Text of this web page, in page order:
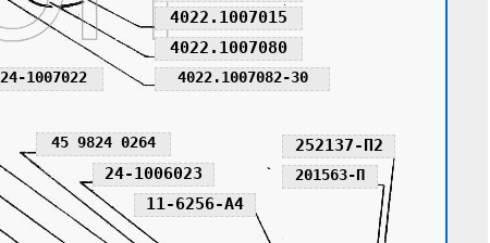
11-6256-А4
201563-П
24-1006023
24-1007022
252137-П2
4022.1007015
4022.1007080
4022.1007082-30
45 9824 0264